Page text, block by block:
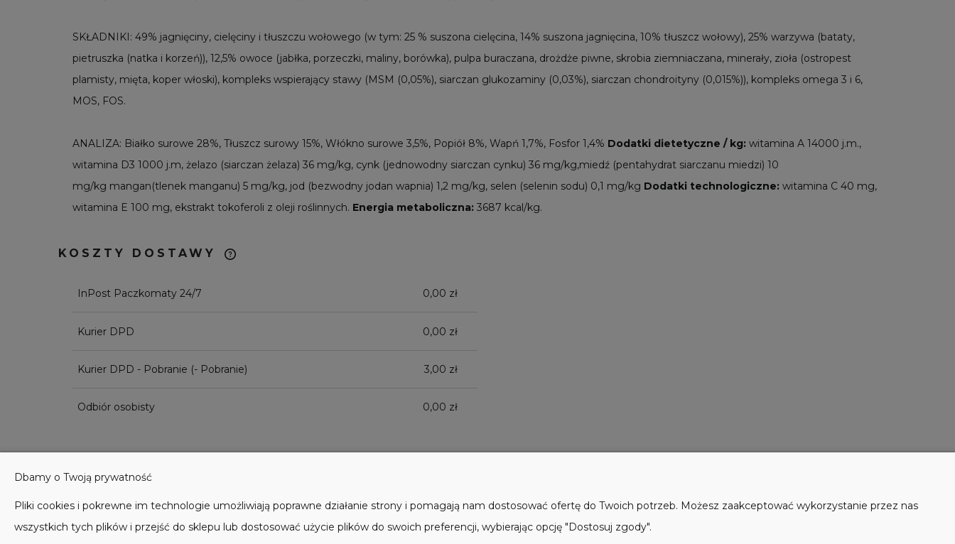
SKŁADNIKI: 49% jagnięciny, cielęciny i tłuszczu wołowego (w tym: 25 % suszona cielęcina, 14% suszona jagnięcina, 10% tłuszcz wołowy), 25% warzywa (bataty,
pietruszka (natka i korzeń)), 12,5% owoce (jabłka, porzeczki, maliny, borówka), pulpa buraczana, drożdże piwne, skrobia ziemniaczana, minerały, zioła (ostropest
plamisty, mięta, koper włoski), kompleks wspierający stawy (MSM (0,05%), siarczan glukozaminy (0,03%), siarczan chondroityny (0,015%)), kompleks omega 3 i 6,
MOS, FOS.
ANALIZA: Białko surowe 28%, Tłuszcz surowy 15%, Włókno surowe 3,5%, Popiół 8%, Wapń 1,7%, Fosfor 1,4% Dodatki dietetyczne / kg: witamina A 14000 j.m.,
witamina D3 1000 j.m, żelazo (siarczan żelaza) 36 mg/kg, cynk (jednowodny siarczan cynku) 36 mg/kg,miedź (pentahydrat siarczanu miedzi) 10
mg/kg mangan(tlenek manganu) 5 mg/kg, jod (bezwodny jodan wapnia) 1,2 mg/kg, selen (selenin sodu) 0,1 mg/kg Dodatki technologiczne: witamina C 40 mg,
witamina E 100 mg, ekstrakt tokoferoli z oleji roślinnych. Energia metaboliczna: 3687 kcal/kg.
KOSZTY DOSTAWY
InPost Paczkomaty 24/7 0,00 zł
Kurier DPD 0,00 zł
Kurier DPD - Pobranie (- Pobranie) 3,00 zł
Odbiór osobisty 0,00 zł
POMOC
Zwroty i reklamacje
MOJE KONTO
Twoje zamówienia
PŁATNOŚCI I DOSTAWA
Formy płatności
INFORMACJE
Regulaminy
O NAS
Dbamy o Twoją prywatność
Pliki cookies i pokrewne im technologie umożliwiają poprawne działanie strony i pomagają nam dostosować ofertę do Twoich potrzeb. Możesz zaakceptować wykorzystanie przez nas
wszystkich tych plików i przejść do sklepu lub dostosować użycie plików do swoich preferencji, wybierając opcję "Dostosuj zgody".